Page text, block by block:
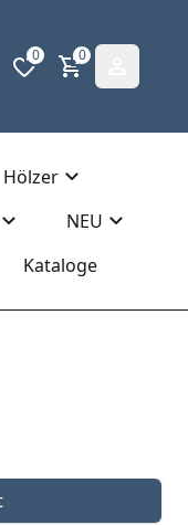
0 0
Hölzer
NEU
Kataloge